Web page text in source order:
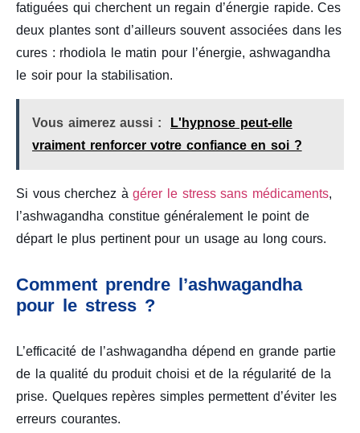
fatiguées qui cherchent un regain d’énergie rapide. Ces
deux plantes sont d’ailleurs souvent associées dans les
cures : rhodiola le matin pour l’énergie, ashwagandha
le soir pour la stabilisation.
Vous aimerez aussi :
L'hypnose peut-elle
vraiment renforcer votre confiance en soi ?
Si vous cherchez àgérer le stress sans médicaments,
l’ashwagandha constitue généralement le point de
départ le plus pertinent pour un usage au long cours.
Comment prendre l’ashwagandha
pour le stress ?
L’efficacité de l’ashwagandha dépend en grande partie
de la qualité du produit choisi et de la régularité de la
prise. Quelques repères simples permettent d’éviter les
erreurs courantes.